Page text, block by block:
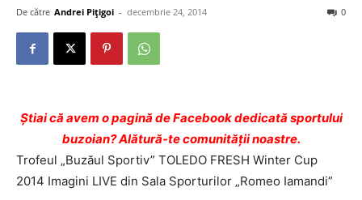
De către Andrei Pițigoi - decembrie 24, 2014 0
Ştiai că avem o pagină de Facebook dedicată sportului
buzoian? Alătură-te comunității noastre.
Trofeul „Buzăul Sportiv” TOLEDO FRESH Winter Cup
2014 Imagini LIVE din Sala Sporturilor „Romeo Iamandi”